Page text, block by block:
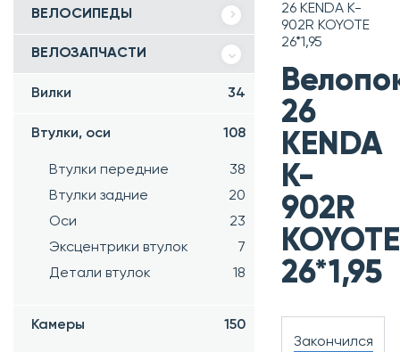
ВЕЛОСИПЕДЫ
ВЕЛОЗАПЧАСТИ
Вилки 34
Втулки, оси 108
Втулки передние
38
Втулки задние
20
Оси
23
Эксцентрики втулок
7
Детали втулок
18
Камеры 150
26 KENDA K-
902R KOYOTE
26*1,95
26
KENDA
K-
902R
KOYOTE
26*1,95
Закончился